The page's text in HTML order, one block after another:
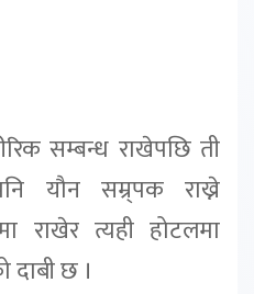
सम्बन्ध राखेपछि ती
यौन सम्र्पक राख्ने
राखेर त्यही होटलमा
दाबी छ ।